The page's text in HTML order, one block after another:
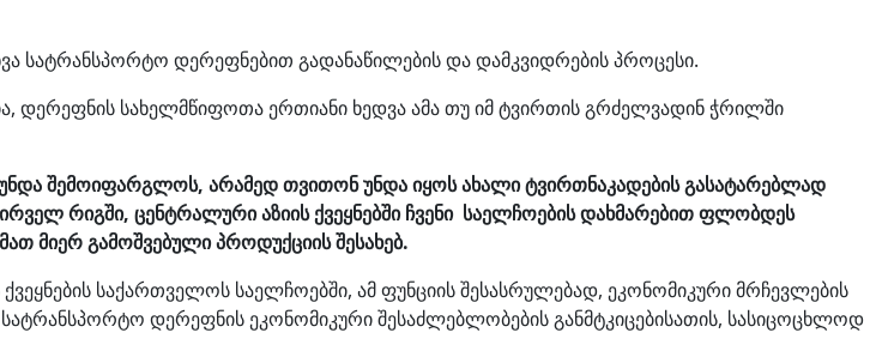
სატრანსპორტო დერეფნებით გადანაწილების და დამკვიდრების პროცესი.
დერეფნის სახელმწიფოთა ერთიანი ხედვა ამა თუ იმ ტვირთის გრძელვადინ ჭრილში
შემოიფარგლოს, არამედ თვითონ უნდა იყოს ახალი ტვირთნაკადების გასატარებლად
რიგში, ცენტრალური აზიის ქვეყნებში ჩვენი საელჩოების დახმარებით ფლობდეს
მიერ გამოშვებული პროდუქციის შესახებ.
საქართველოს საელჩოებში, ამ ფუნციის შესასრულებად, ეკონომიკური მრჩევლების
დერეფნის ეკონომიკური შესაძლებლობების განმტკიცებისათის, სასიცოცხლოდ